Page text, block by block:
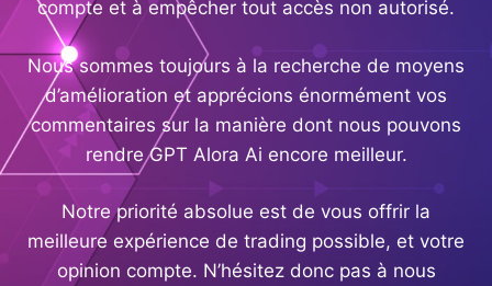
compte et à empêcher tout accès non autorisé.
Nous sommes toujours à la recherche de moyens
d’amélioration et apprécions énormément vos
commentaires sur la manière dont nous pouvons
rendre GPT Alora Ai encore meilleur.
Notre priorité absolue est de vous offrir la
meilleure expérience de trading possible, et votre
opinion compte. N’hésitez donc pas à nous